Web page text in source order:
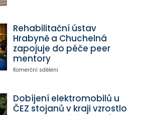
Rehabilitační ústav
Hrabyně a Chuchelná
zapojuje do péče peer
mentory
Komerční sdělení
Dobíjení elektromobilů u
ČEZ stojanů v kraji vzrostlo